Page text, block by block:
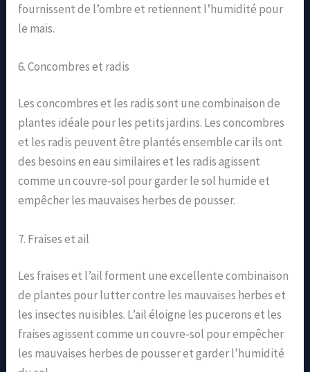
fournissent de l’ombre et retiennent l’humidité pour
le maïs.
6. Concombres et radis
Les concombres et les radis sont une combinaison de
plantes idéale pour les petits jardins. Les concombres
et les radis peuvent être plantés ensemble car ils ont
des besoins en eau similaires et les radis agissent
comme un couvre-sol pour garder le sol humide et
empêcher les mauvaises herbes de pousser.
7. Fraises et ail
Les fraises et l’ail forment une excellente combinaison
de plantes pour lutter contre les mauvaises herbes et
les insectes nuisibles. L’ail éloigne les pucerons et les
fraises agissent comme un couvre-sol pour empêcher
les mauvaises herbes de pousser et garder l’humidité